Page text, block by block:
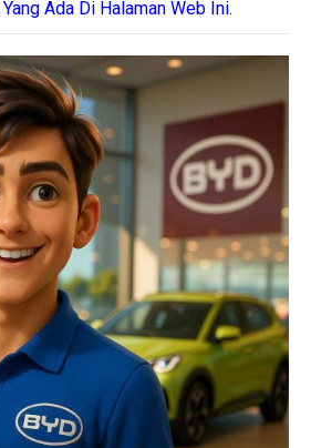
Yang Ada Di Halaman Web Ini.